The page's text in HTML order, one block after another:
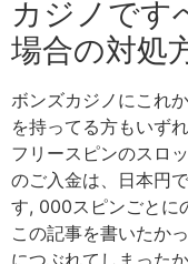
カジノです
場合の対処
ボンズカジノにこれ
を持ってる方もいず
フリースピンのスロ
のご入金は、日本円
す, 000スピンごとに
この記事を書いたか
につぶれてしまった